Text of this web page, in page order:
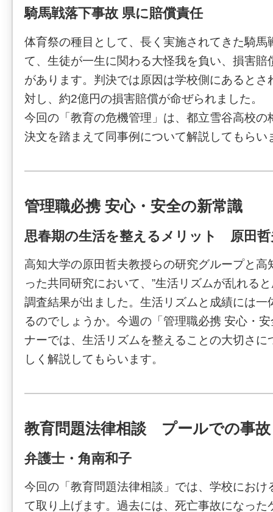
騎馬戦落下事故 県に賠償責任
体育祭の種目として、長く実施されてきた騎馬
て、生徒が一生に関わる大怪我を負い、損害賠
があります。判決では原因は学校側にあるとさ
対し、約2億円の損害賠償が命ぜられました。
今回の「教育の危機管理」は、都立雪谷高校の
決文を踏まえて同事例について解説してもらい
管理職必携 安心・安全の新常識
思春期の生活を整えるメリット 原田哲
高知大学の原田哲夫教授らの研究グループと高
った共同研究において、”生活リズムが乱れる
調査結果が出ました。生活リズムと成績には一
るのでしょうか。今週の「管理職必携 安心・
ナーでは、生活リズムを整えることの大切さに
しく解説してもらいます。
教育問題法律相談 プールでの事故
弁護士・角南和子
今回の「教育問題法律相談」では、学校におけ
て取り上げます。過去には、死亡事故になった